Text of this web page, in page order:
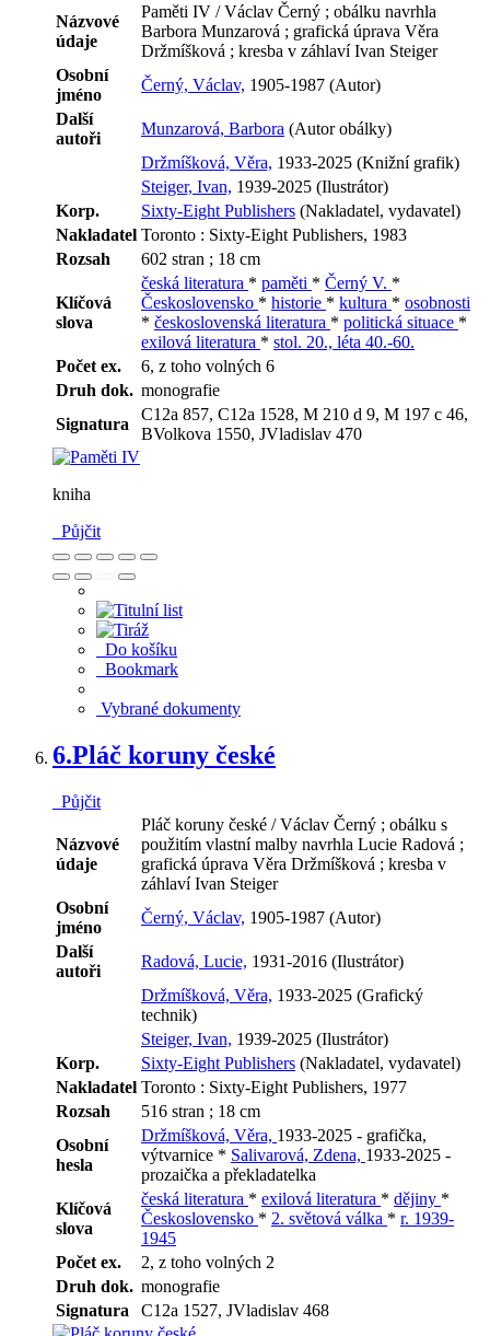
Názvové
údaje
Paměti IV / Václav Černý ; obálku navrhla
Barbora Munzarová ; grafická úprava Věra
Držmíšková ; kresba v záhlaví Ivan Steiger
Osobní
jméno
Černý, Václav, 1905-1987 (Autor)
Další
autoři
Munzarová, Barbora (Autor obálky)
Držmíšková, Věra, 1933-2025 (Knižní grafik)
Steiger, Ivan, 1939-2025 (Ilustrátor)
Korp.
Sixty-Eight Publishers (Nakladatel, vydavatel)
Nakladatel Toronto : Sixty-Eight Publishers, 1983
Rozsah
602 stran ; 18 cm
Klíčová
slova
česká literatura * paměti * Černý V. *
Československo * historie * kultura * osobnosti
* československá literatura * politická situace *
exilová literatura * stol. 20., léta 40.-60.
Počet ex.
6, z toho volných 6
Druh dok. monografie
Signatura
C12a 857, C12a 1528, M 210 d 9, M 197 c 46,
BVolkova 1550, JVladislav 470
kniha
Půjčit
Do košíku
Bookmark
Vybrané dokumenty
6.Pláč koruny české
Půjčit
Názvové
údaje
Pláč koruny české / Václav Černý ; obálku s
použitím vlastní malby navrhla Lucie Radová ;
grafická úprava Věra Držmíšková ; kresba v
záhlaví Ivan Steiger
Osobní
jméno
Černý, Václav, 1905-1987 (Autor)
Další
autoři
Radová, Lucie, 1931-2016 (Ilustrátor)
Držmíšková, Věra, 1933-2025 (Grafický
technik)
Steiger, Ivan, 1939-2025 (Ilustrátor)
Korp.
Sixty-Eight Publishers (Nakladatel, vydavatel)
Nakladatel Toronto : Sixty-Eight Publishers, 1977
Rozsah
516 stran ; 18 cm
Osobní
hesla
Držmíšková, Věra, 1933-2025 - grafička,
výtvarnice * Salivarová, Zdena, 1933-2025 -
prozaička a překladatelka
Klíčová
slova
česká literatura * exilová literatura * dějiny *
Československo * 2. světová válka * r. 1939-
1945
Počet ex.
2, z toho volných 2
Druh dok. monografie
Signatura
C12a 1527, JVladislav 468